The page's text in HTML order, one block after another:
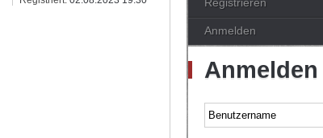
Anmelden
Anmelden